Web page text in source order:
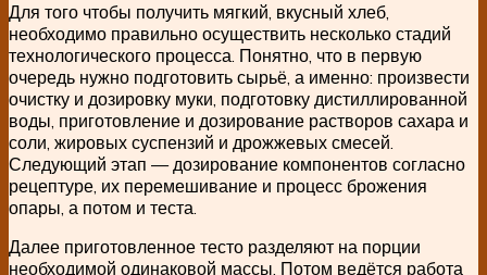
Для того чтобы получить мягкий, вкусный хлеб,
необходимо правильно осуществить несколько стадий
технологического процесса. Понятно, что в первую
очередь нужно подготовить сырьё, а именно: произвести
очистку и дозировку муки, подготовку дистиллированной
воды, приготовление и дозирование растворов сахара и
соли, жировых суспензий и дрожжевых смесей.
Следующий этап — дозирование компонентов согласно
рецептуре, их перемешивание и процесс брожения
опары, а потом и теста.
Далее приготовленное тесто разделяют на порции
необходимой одинаковой массы. Потом ведётся работа